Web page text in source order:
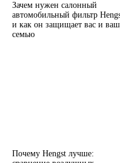
Зачем нужен салонный
автомобильный фильтр
и как он защищает вас и
семью
Почему Hengst лучше: